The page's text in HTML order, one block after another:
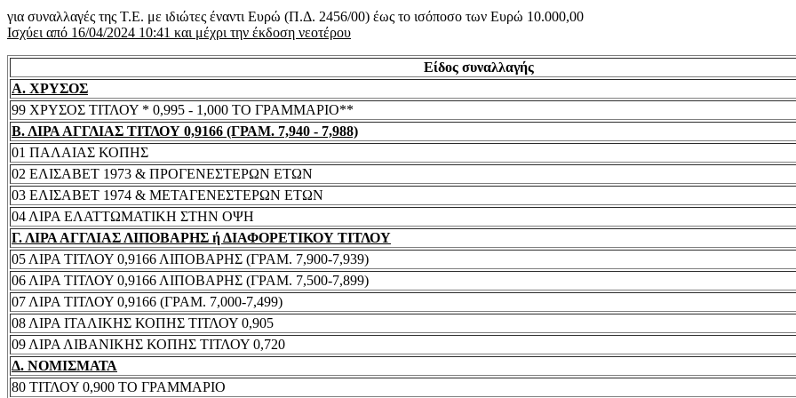
για συναλλαγές της Τ.Ε. με ιδιώτες έναντι Ευρώ (Π.Δ. 2456/00) έως το ισόποσο των Ευρώ 10.000,00
Ισχύει από 16/04/2024 10:41 και μέχρι την έκδοση νεοτέρου
Είδος συναλλαγής
Α. ΧΡΥΣΟΣ
99 ΧΡΥΣΟΣ ΤΙΤΛΟΥ * 0,995 - 1,000 ΤΟ ΓΡΑΜΜΑΡΙΟ**
Β. ΛΙΡΑ ΑΓΓΛΙΑΣ ΤΙΤΛΟΥ 0,9166 (ΓΡΑΜ. 7,940 - 7,988)
01 ΠΑΛΑΙΑΣ ΚΟΠΗΣ
02 ΕΛΙΣΑΒΕΤ 1973 & ΠΡΟΓΕΝΕΣΤΕΡΩΝ ΕΤΩΝ
03 ΕΛΙΣΑΒΕΤ 1974 & ΜΕΤΑΓΕΝΕΣΤΕΡΩΝ ΕΤΩΝ
04 ΛΙΡΑ ΕΛΑΤΤΩΜΑΤΙΚΗ ΣΤΗΝ ΟΨΗ
Γ. ΛΙΡΑ ΑΓΓΛΙΑΣ ΛΙΠΟΒΑΡΗΣ ή ΔΙΑΦΟΡΕΤΙΚΟΥ ΤΙΤΛΟΥ
05 ΛΙΡΑ ΤΙΤΛΟΥ 0,9166 ΛΙΠΟΒΑΡΗΣ (ΓΡΑΜ. 7,900-7,939)
06 ΛΙΡΑ ΤΙΤΛΟΥ 0,9166 ΛΙΠΟΒΑΡΗΣ (ΓΡΑΜ. 7,500-7,899)
07 ΛΙΡΑ ΤΙΤΛΟΥ 0,9166 (ΓΡΑΜ. 7,000-7,499)
08 ΛΙΡΑ ΙΤΑΛΙΚΗΣ ΚΟΠΗΣ ΤΙΤΛΟΥ 0,905
09 ΛΙΡΑ ΛΙΒΑΝΙΚΗΣ ΚΟΠΗΣ ΤΙΤΛΟΥ 0,720
Δ. ΝΟΜΙΣΜΑΤΑ
80 ΤΙΤΛΟΥ 0,900 ΤΟ ΓΡΑΜΜΑΡΙΟ